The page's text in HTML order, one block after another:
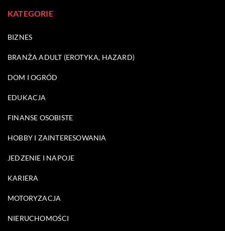
KATEGORIE
BIZNES
BRANŻA ADULT (EROTYKA, HAZARD)
DOM I OGRÓD
EDUKACJA
FINANSE OSOBISTE
HOBBY I ZAINTERESOWANIA
JEDZENIE I NAPOJE
KARIERA
MOTORYZACJA
NIERUCHOMOŚCI